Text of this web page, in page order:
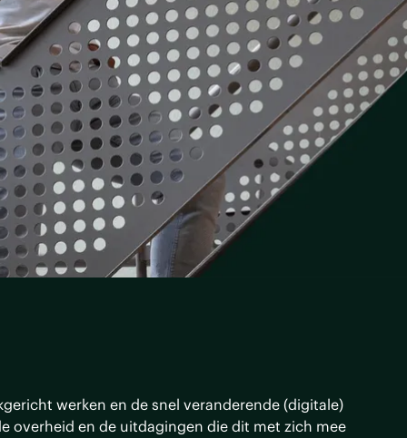
werken en de snel veranderende (digitale)
overheid en de uitdagingen die dit met zich mee